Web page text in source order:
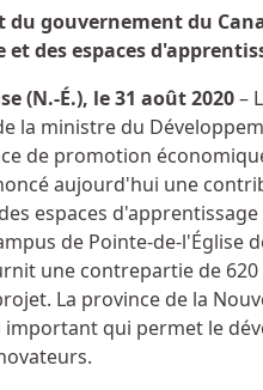
du gouvernement du
des espaces
(N.-É.), le 31 août 2020–
la ministre du
de promotion
aujourd'hui une
espaces
de Pointe-de-l'Église
une contrepartie de
La province de la
qui permet le